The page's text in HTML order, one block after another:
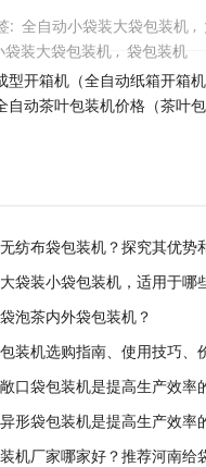
: 全自动小袋装大袋包装机 ,
袋装大袋包装机 , 袋包装机
型开箱机（全自动纸箱开箱机
自动茶叶包装机价格（茶叶包
纺布袋包装机？探究其优势
袋装小袋包装机，适用于哪
泡茶内外袋包装机？
装机选购指南、使用技巧、
口袋包装机是提高生产效率
形袋包装机是提高生产效率
机厂家哪家好？推荐河南给